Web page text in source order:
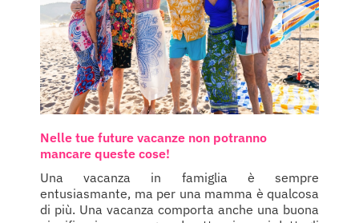
Nelle tue future vacanze non potranno
mancare queste cose!
Una vacanza in famiglia è sempre
entusiasmante, ma per una mamma è qualcosa
di più. Una vacanza comporta anche una buona